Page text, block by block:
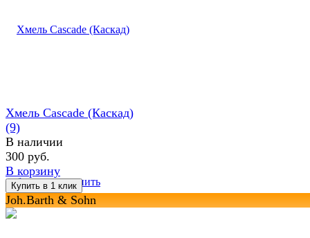
избранное сравнить
Хмель Cascade (Каскад)
(9)
В наличии
300 руб.
В корзину
Joh.Barth & Sohn